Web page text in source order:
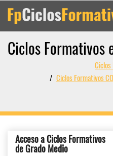
Ciclos Formativos
Ciclos Formativos
Acceso a Ciclos Formativos
de Grado Medio